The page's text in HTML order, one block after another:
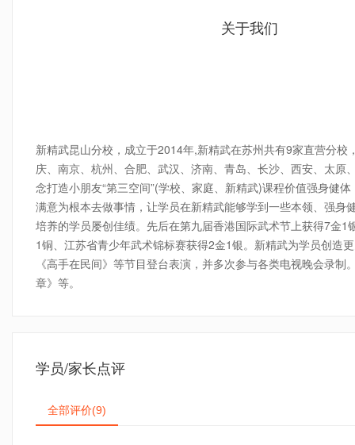
关于我们
新精武昆山分校，成立于2014年,新精武在苏州共有9家直营分
庆、南京、杭州、合肥、武汉、济南、青岛、长沙、西安、太
念打造小朋友“第三空间”(学校、家庭、新精武)课程价值强身健
满意为根本去做事情，让学员在新精武能够学到一些本领、强
培养的学员屡创佳绩。先后在第九届香港国际武术节上获得7金
1铜、江苏省青少年武术锦标赛获得2金1银。新精武为学员创造
《高手在民间》等节目登台表演，并多次参与各类电视晚会录
章》等。
学员/家长点评
全部评价(9)